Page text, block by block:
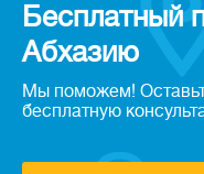
Бесплатный
Абхазию
Мы поможем!
бесплатную